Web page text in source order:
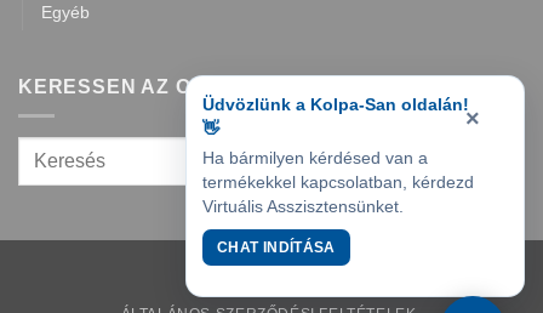
Egyéb
KERESSEN AZ OLDALON
×
Üdvözlünk a Kolpa-San oldalán!
👋
Ha bármilyen kérdésed van a
termékekkel kapcsolatban, kérdezd
Virtuális Asszisztensünket.
CHAT INDÍTÁSA